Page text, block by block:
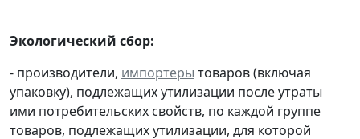
Экологический сбор:
- производители, импортеры товаров (включая
упаковку), подлежащих утилизации после утраты
ими потребительских свойств, по каждой группе
товаров, подлежащих утилизации, для которой